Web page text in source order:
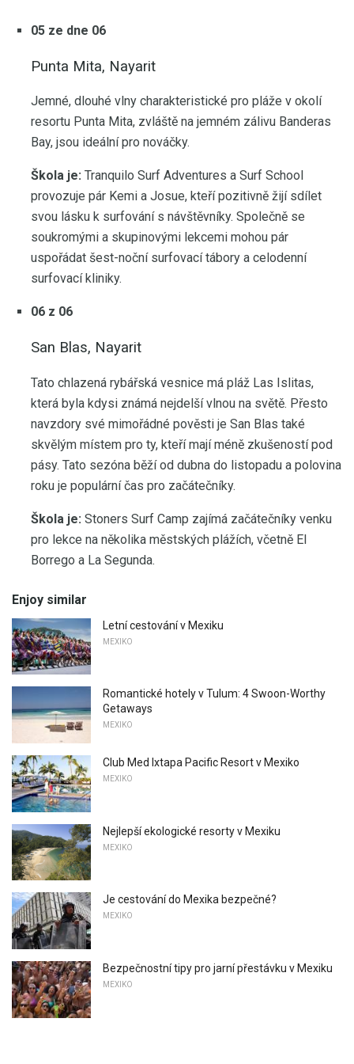
05 ze dne 06
Punta Mita, Nayarit
Jemné, dlouhé vlny charakteristické pro pláže v okolí
resortu Punta Mita, zvláště na jemném zálivu Banderas
Bay, jsou ideální pro nováčky.
Škola je: Tranquilo Surf Adventures a Surf School
provozuje pár Kemi a Josue, kteří pozitivně žijí sdílet
svou lásku k surfování s návštěvníky. Společně se
soukromými a skupinovými lekcemi mohou pár
uspořádat šest-noční surfovací tábory a celodenní
surfovací kliniky.
06 z 06
San Blas, Nayarit
Tato chlazená rybářská vesnice má pláž Las Islitas,
která byla kdysi známá nejdelší vlnou na světě. Přesto
navzdory své mimořádné pověsti je San Blas také
skvělým místem pro ty, kteří mají méně zkušeností pod
pásy. Tato sezóna běží od dubna do listopadu a polovina
roku je populární čas pro začátečníky.
Škola je: Stoners Surf Camp zajímá začátečníky venku
pro lekce na několika městských plážích, včetně El
Borrego a La Segunda.
Enjoy similar
Letní cestování v Mexiku
MEXIKO
Romantické hotely v Tulum: 4 Swoon-Worthy
Getaways
MEXIKO
Club Med Ixtapa Pacific Resort v Mexiko
MEXIKO
Nejlepší ekologické resorty v Mexiku
MEXIKO
Je cestování do Mexika bezpečné?
MEXIKO
Bezpečnostní tipy pro jarní přestávku v Mexiku
MEXIKO